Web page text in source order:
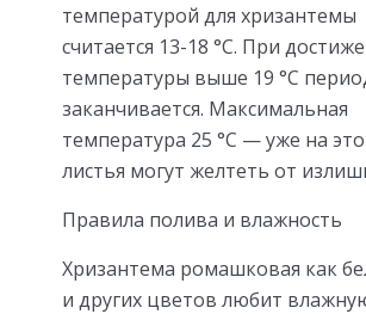
температурой для хризантемы
считается 13-18 °С. При
температуры выше 19 °С
заканчивается. Максимальная
температура 25 °С — уже на
листья могут желтеть от
Правила полива и влажность
Хризантема ромашковая как
и других цветов любит